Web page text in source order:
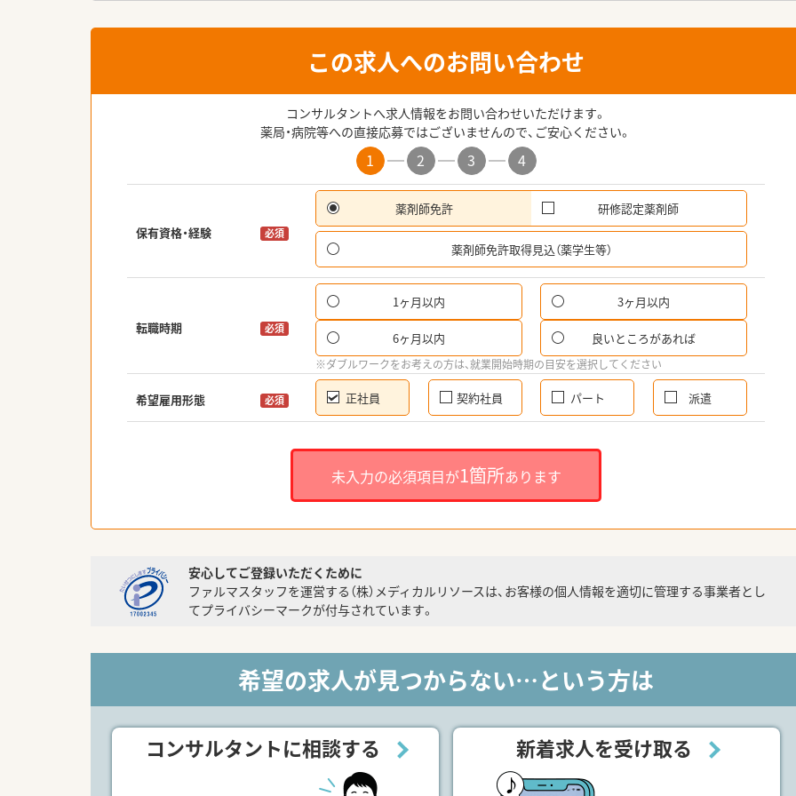
この求人へのお問い合わせ
コンサルタントへ求人情報をお問い合わせいただけます。
薬局・病院等への直接応募ではございませんので、ご安心ください。
1 2 3 4
保有資格・経験 必須
薬剤師免許 研修認定薬剤師
薬剤師免許取得見込（薬学生等）
転職時期 必須
1ヶ月以内 3ヶ月以内
6ヶ月以内 良いところがあれば
※ダブルワークをお考えの方は、就業開始時期の目安を選択してください
希望雇用形態 必須 正社員 契約社員 パート 派遣
未入力の必須項目が1箇所あります
安心してご登録いただくために
ファルマスタッフを運営する（株）メディカルリソースは、お客様の個人情報を適切に管理する事業者とし
てプライバシーマークが付与されています。
希望の求人が見つからない…という方は
コンサルタントに相談する 新着求人を受け取る